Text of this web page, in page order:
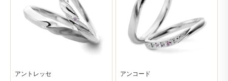
アントレッセ
アンコード